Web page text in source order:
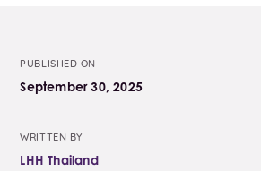
PUBLISHED ON
September 30, 2025
WRITTEN BY
LHH Thailand